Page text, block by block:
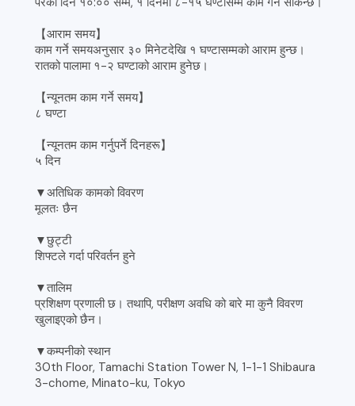
【आराम समय】
काम गर्ने समयअनुसार ३० मिनेटदेखि १ घण्टासम्मको आराम हुन्छ।
रातको पालामा १-२ घण्टाको आराम हुनेछ।
【न्यूनतम काम गर्ने समय】
८ घण्टा
【न्यूनतम काम गर्नुपर्ने दिनहरू】
५ दिन
▼अतिधिक कामको विवरण
मूलतः छैन
▼छुट्टी
शिफ्टले गर्दा परिवर्तन हुने
▼तालिम
प्रशिक्षण प्रणाली छ। तथापि, परीक्षण अवधि को बारे मा कुनै विवरण
खुलाइएको छैन।
▼कम्पनीको स्थान
30th Floor, Tamachi Station Tower N, 1-1-1 Shibaura
3-chome, Minato-ku, Tokyo